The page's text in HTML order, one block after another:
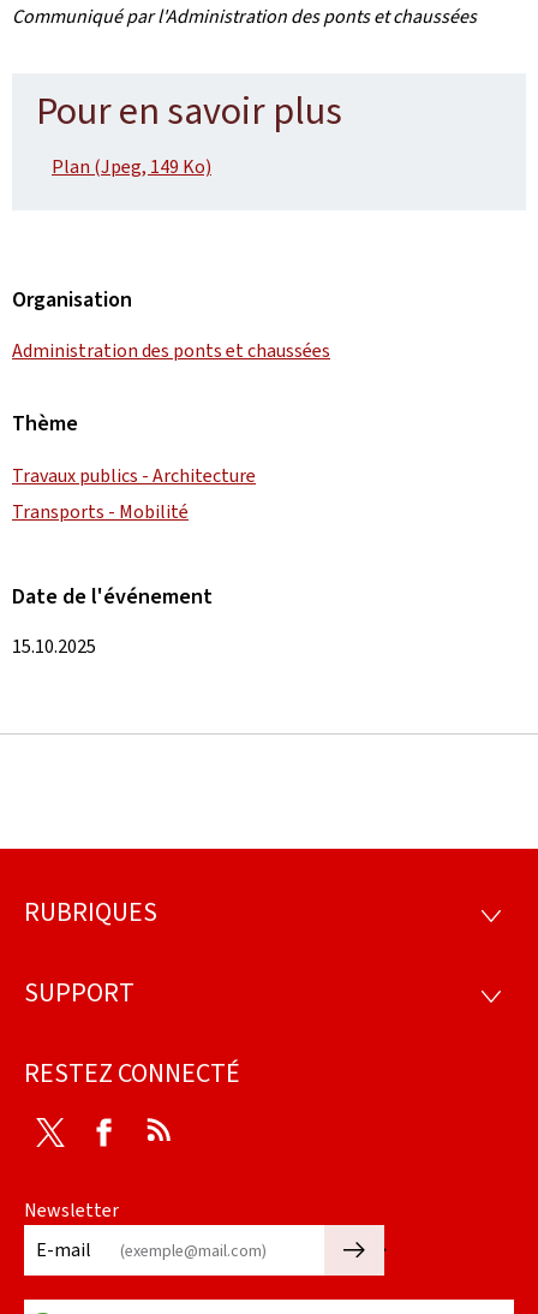
Communiqué par l'Administration des ponts et chaussées
Pour en savoir plus
Plan (Jpeg, 149 Ko)
Organisation
Administration des ponts et chaussées
Thème
Travaux publics - Architecture
Transports - Mobilité
Date de l'événement
15.10.2025
Pied
page
RUBRIQUES
SUPPORT
RESTEZ CONNECTÉ
Twitter Facebook
Newsletter
E-mail
🡒